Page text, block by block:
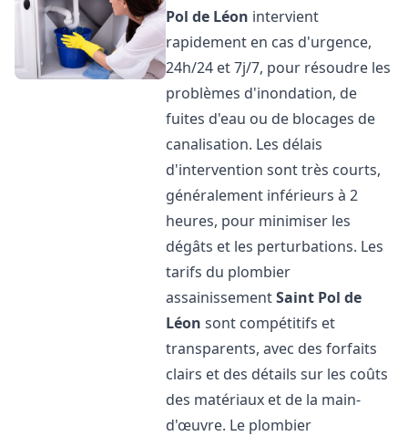
Pol de Léon intervient
rapidement en cas d'urgence,
24h/24 et 7j/7, pour résoudre les
problèmes d'inondation, de
fuites d'eau ou de blocages de
canalisation. Les délais
d'intervention sont très courts,
généralement inférieurs à 2
heures, pour minimiser les
dégâts et les perturbations. Les
tarifs du plombier
assainissementSaint Pol de
Léon sont compétitifs et
transparents, avec des forfaits
clairs et des détails sur les coûts
des matériaux et de la main-
d'œuvre. Le plombier